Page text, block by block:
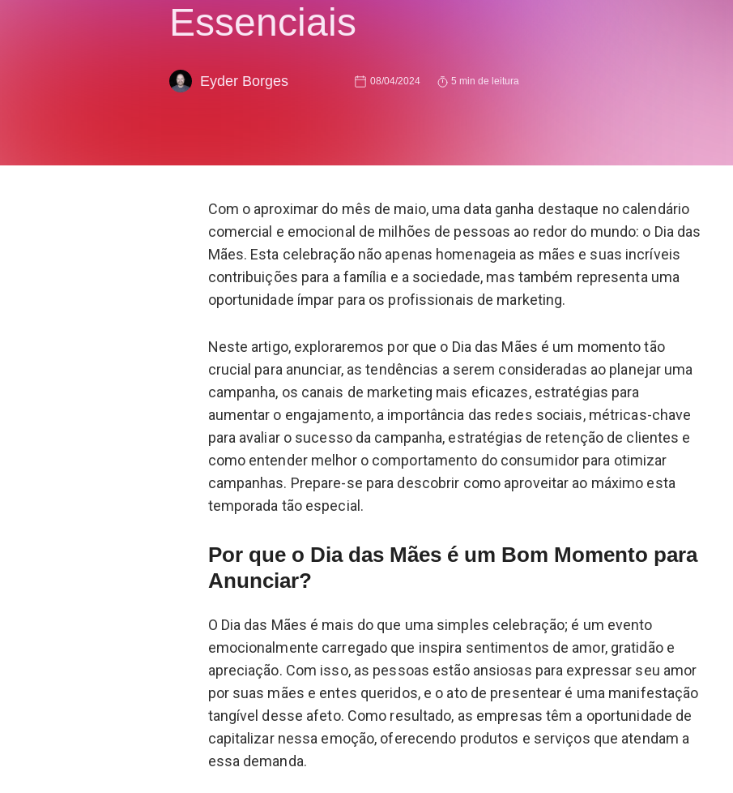
Essenciais
Eyder Borges 08/04/2024 5 min de leitura
Com o aproximar do mês de maio, uma data ganha destaque no calendário
comercial e emocional de milhões de pessoas ao redor do mundo: o Dia das
Mães. Esta celebração não apenas homenageia as mães e suas incríveis
contribuições para a família e a sociedade, mas também representa uma
oportunidade ímpar para os profissionais de marketing.
Neste artigo, exploraremos por que o Dia das Mães é um momento tão
crucial para anunciar, as tendências a serem consideradas ao planejar uma
campanha, os canais de marketing mais eficazes, estratégias para
aumentar o engajamento, a importância das redes sociais, métricas-chave
para avaliar o sucesso da campanha, estratégias de retenção de clientes e
como entender melhor o comportamento do consumidor para otimizar
campanhas. Prepare-se para descobrir como aproveitar ao máximo esta
temporada tão especial.
Por que o Dia das Mães é um Bom Momento para
Anunciar?
O Dia das Mães é mais do que uma simples celebração; é um evento
emocionalmente carregado que inspira sentimentos de amor, gratidão e
apreciação. Com isso, as pessoas estão ansiosas para expressar seu amor
por suas mães e entes queridos, e o ato de presentear é uma manifestação
tangível desse afeto. Como resultado, as empresas têm a oportunidade de
capitalizar nessa emoção, oferecendo produtos e serviços que atendam a
essa demanda.